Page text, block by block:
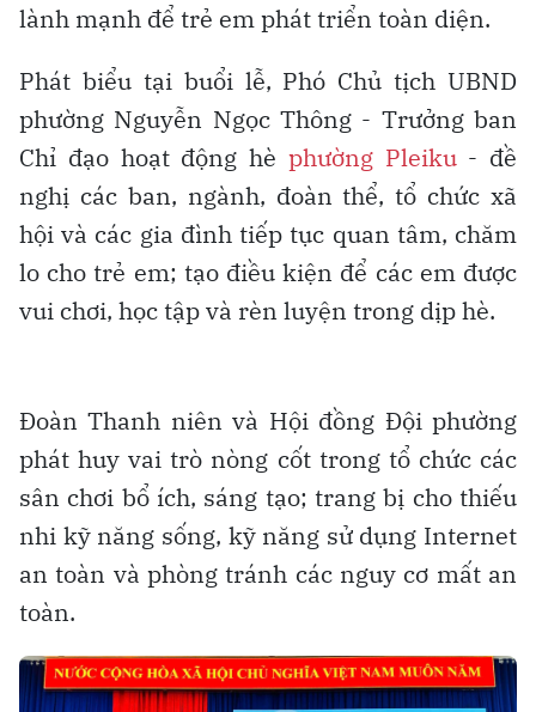
lành mạnh để trẻ em phát triển toàn diện.
Phát biểu tại buổi lễ, Phó Chủ tịch UBND
phường Nguyễn Ngọc Thông - Trưởng ban
Chỉ đạo hoạt động hè phường Pleiku- đề
nghị các ban, ngành, đoàn thể, tổ chức xã
hội và các gia đình tiếp tục quan tâm, chăm
lo cho trẻ em; tạo điều kiện để các em được
vui chơi, học tập và rèn luyện trong dịp hè.
Đoàn Thanh niên và Hội đồng Đội phường
phát huy vai trò nòng cốt trong tổ chức các
sân chơi bổ ích, sáng tạo; trang bị cho thiếu
nhi kỹ năng sống, kỹ năng sử dụng Internet
an toàn và phòng tránh các nguy cơ mất an
toàn.